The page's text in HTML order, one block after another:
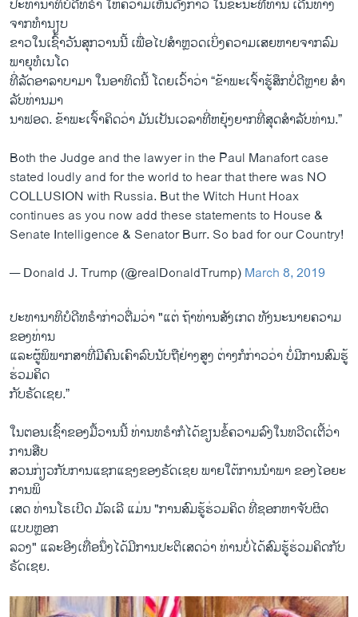
ປະ​ທາ​ນາ​ທິ​ບໍ​ດີ​ທ​ຣຳ ໃຫ້​ຄວາມ​ເຫັນ​ດັ່ງ​ກ່າວ ໃນ​ຂະ​ນະ​ທີ່​ທ່ານ ​ເດີນ​ທາງ​
ຈາກ​ທຳ​ນຽບ
​ຂາວໃນ​ເຊົ້າ​ວັນ​ສຸກວານນີ້ ເພື່ອ​ໄປ​ສຳ​ຫຼວດ​ເບິ່ງ​ຄວາມ​ເສຍ​ຫາຍຈາກ​ລົມ​
ພາ​ຍຸ​ທໍ​ເນ​ໂດ ​
ທີ່​ລັດ​ອາລາ​ບາ​ມາ ໃນ​ອາ​ທິດນີ້ ໂດຍ​ເວົ້າ​ວ່າ “ຂ້າ​ພະ​ເຈົ້າ​ຮູ້​ສຶກ​ບໍ່ດີ​ຫຼາຍ ​ສຳ​
ລັບ​ທ່ານ​ມາ​
ນາ​ຟອດ. ຂ້າ​ພະ​ເຈົ້າ​ຄິດ​ວ່​າ ມັນ​ເປັນ​ເວ​ລາ​ທີ່​ຫຍຸ້ງ​ຍາກ​ທີ່ສຸດ​ສຳ​ລັບ​ທ່ານ.”
Both the Judge and the lawyer in the Paul Manafort case
stated loudly and for the world to hear that there was NO
COLLUSION with Russia. But the Witch Hunt Hoax
continues as you now add these statements to House &
Senate Intelligence & Senator Burr. So bad for our Country!
— Donald J. Trump (@realDonaldTrump)March 8, 2019
ປະ​ທາ​ນາ​ທິ​ບໍ​ດີ​ທ​ຣຳກ່າວ​ຕື່ມ​ວ່າ "ແຕ່ ຖ້າ​ທ່ານ​ສັງ​ເກດ ທັງ​ນະ​ນາຍ​ຄວາມ​
ຂອງທ່ານ
ແລະ​ຜູ້​ພິ​ພາກ​ສາ​ທີ່​ມີ​ຄົນ​ເຄົາ​ລົບ​ນັບ​ຖື​ຢ່າງ​ສູງ ຕ່າງ​ກໍ​ກ່າວ​ວ່າ ບໍ່​ມີ​ການ​ສົມຮູ້​
ຮ່ວມ​ຄິດ​
ກັບ​ຣັດ​ເຊຍ.”
ໃນ​ຕອນ​ເຊົ້າ​ຂອງມື້​ວານນີ້ ທ່ານ​ທ​ຣຳ​ກໍ​ໄດ້​ຂຽນ​ຂໍ້​ຄວາມ​ລົງ​ໃນ​ທວີດ​ເຕີ້​ວ່າ
ການ​ສື​ບ​
ສວນ​ກ່ຽວ​ກັບ​ການ​ແຊກ​ແຊງ​ຂອງ​ຣັດ​ເຊຍ ພາຍ​ໃຕ້​ການ​ນຳ​ພາ ຂອງ​ໄອ​ຍະ​
ການ​ພິ
​ເສດ ທ່ານ​ໂຣ​ເບີດ ມັ​ລ​ເລີ ແມ່ນ "ການ​ສົມ​ຮູ້​ຮ່ວມ​ຄິດ ທີ່​ຊອກ​ຫາ​ຈັບ​ຜິດ
ແບບ​ຫຼອກ
​ລວງ" ແລະ​ອີງ​ເທື່ອ​ນຶ່ງ​ໄດ້​ມີ​ການ​ປະ​ຕິ​ເສດ​ວ່າ ທ່ານ​ບໍ່​ໄດ້​ສົມ​ຮູ້​ຮ່ວມ​ຄິດ​ກັບ​
ຣັດ​ເຊຍ.